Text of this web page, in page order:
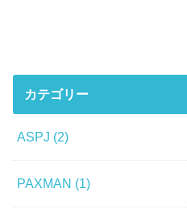
カテゴリー
ASPJ (2)
PAXMAN (1)